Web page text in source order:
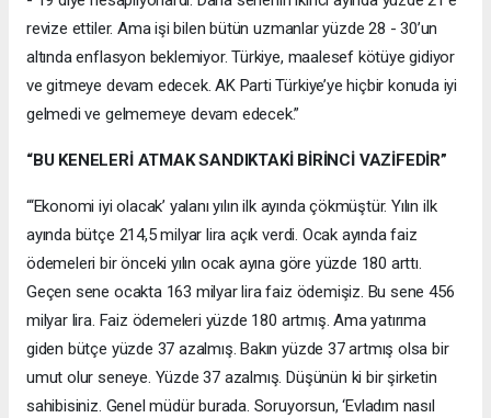
revize ettiler. Ama işi bilen bütün uzmanlar yüzde 28 - 30’un
altında enflasyon beklemiyor. Türkiye, maalesef kötüye gidiyor
ve gitmeye devam edecek. AK Parti Türkiye’ye hiçbir konuda iyi
gelmedi ve gelmemeye devam edecek.”
“BU KENELERİ ATMAK SANDIKTAKİ BİRİNCİ VAZİFEDİR”
“‘Ekonomi iyi olacak’ yalanı yılın ilk ayında çökmüştür. Yılın ilk
ayında bütçe 214,5 milyar lira açık verdi. Ocak ayında faiz
ödemeleri bir önceki yılın ocak ayına göre yüzde 180 arttı.
Geçen sene ocakta 163 milyar lira faiz ödemişiz. Bu sene 456
milyar lira. Faiz ödemeleri yüzde 180 artmış. Ama yatırıma
giden bütçe yüzde 37 azalmış. Bakın yüzde 37 artmış olsa bir
umut olur seneye. Yüzde 37 azalmış. Düşünün ki bir şirketin
sahibisiniz. Genel müdür burada. Soruyorsun, ‘Evladım nasıl